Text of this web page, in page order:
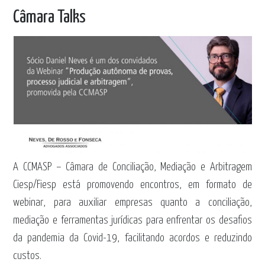
Câmara Talks
A CCMASP – Câmara de Conciliação, Mediação e Arbitragem
Ciesp/Fiesp está promovendo encontros, em formato de
webinar, para auxiliar empresas quanto a conciliação,
mediação e ferramentas jurídicas para enfrentar os desafios
da pandemia da Covid-19, facilitando acordos e reduzindo
custos.